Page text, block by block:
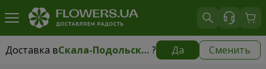
Доставка в Скала-Подольская ? Да Сменить
Доставка вСкала-Подольская |700 грн